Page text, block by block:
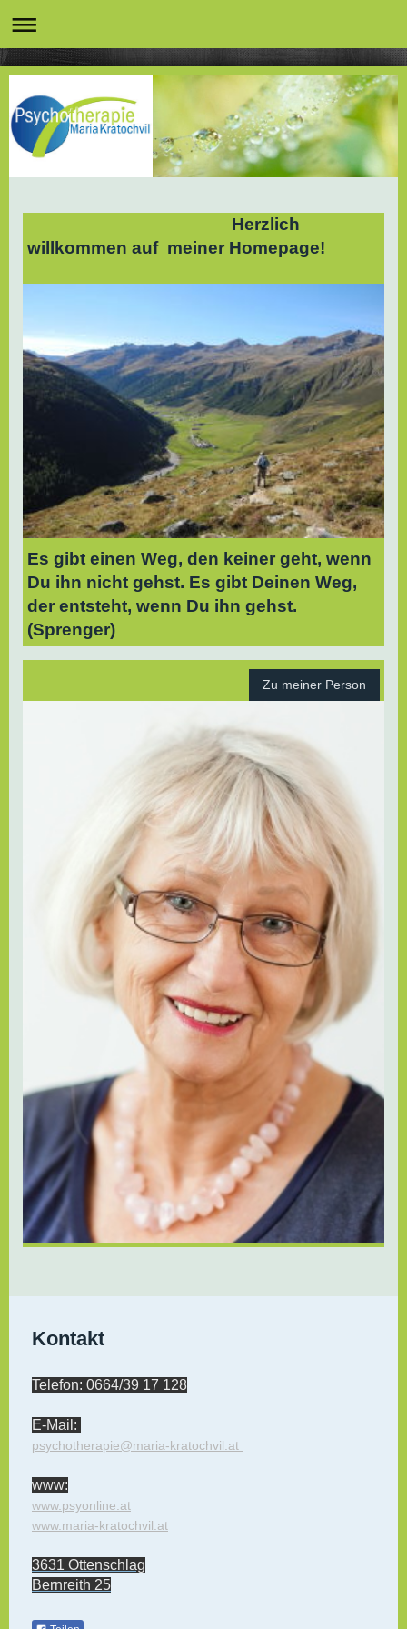
Herzlich
willkommen auf meiner Homepage!
Es gibt einen Weg, den keiner geht, wenn
Du ihn nicht gehst. Es gibt Deinen Weg,
der entsteht, wenn Du ihn gehst.
(Sprenger)
Zu meiner Person
Kontakt
Telefon: 0664/39 17 128
E-Mail:
psychotherapie@maria-kratochvil.at
www:
www.psyonline.at
www.maria-kratochvil.at
3631 Ottenschlag
Bernreith 25